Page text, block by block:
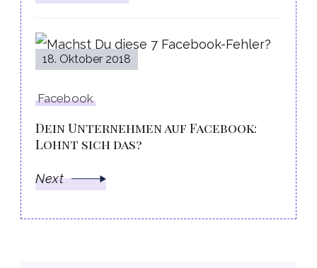
18. Oktober 2018
Facebook
Dein Unternehmen auf Facebook:
Lohnt sich das?
Next